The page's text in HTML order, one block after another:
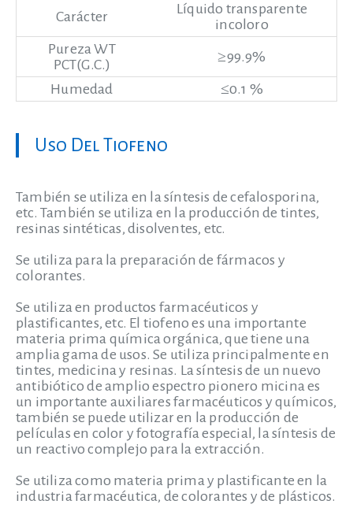
Carácter
Líquido transparente
incoloro
Pureza WT
PCT(G.C.)
≥99.9%
Humedad ≤0.1 %
Uso Del Tiofeno
También se utiliza en la síntesis de cefalosporina,
etc. También se utiliza en la producción de tintes,
resinas sintéticas, disolventes, etc.
Se utiliza para la preparación de fármacos y
colorantes.
Se utiliza en productos farmacéuticos y
plastificantes, etc. El tiofeno es una importante
materia prima química orgánica, que tiene una
amplia gama de usos. Se utiliza principalmente en
tintes, medicina y resinas. La síntesis de un nuevo
antibiótico de amplio espectro pionero micina es
un importante auxiliares farmacéuticos y químicos,
también se puede utilizar en la producción de
películas en color y fotografía especial, la síntesis de
un reactivo complejo para la extracción.
Se utiliza como materia prima y plastificante en la
industria farmacéutica, de colorantes y de plásticos.